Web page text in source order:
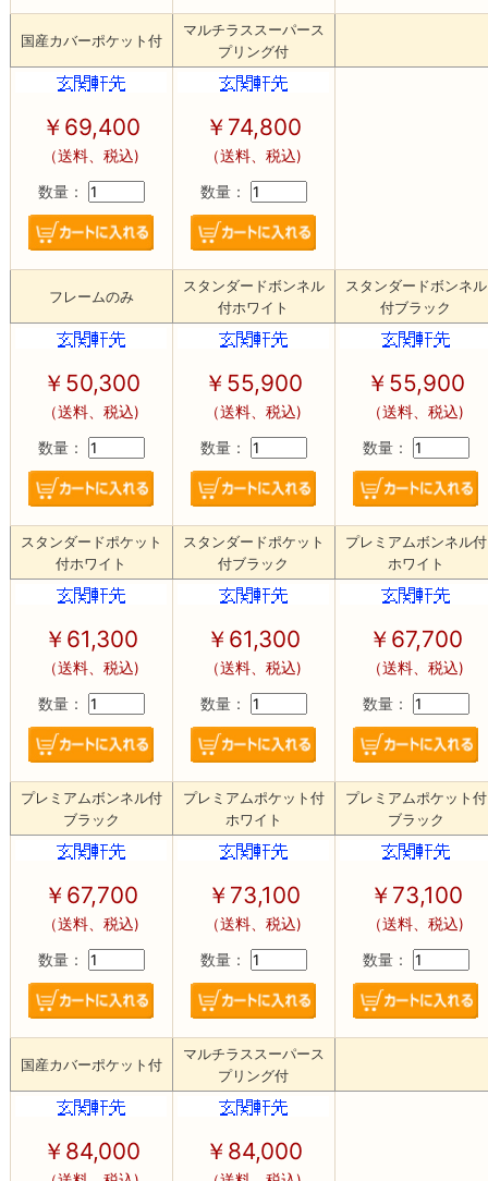
国産カバーポケット付
マルチラススーパース
プリング付
￥69,400
（送料、税込)
数量：
￥74,800
（送料、税込)
数量：
フレームのみ
スタンダードボンネル
付ホワイト
スタンダードボンネル
付ブラック
￥50,300
（送料、税込)
数量：
￥55,900
（送料、税込)
数量：
￥55,900
（送料、税込)
数量：
スタンダードポケット
付ホワイト
スタンダードポケット
付ブラック
プレミアムボンネル付
ホワイト
￥61,300
（送料、税込)
数量：
￥61,300
（送料、税込)
数量：
￥67,700
（送料、税込)
数量：
プレミアムボンネル付
ブラック
プレミアムポケット付
ホワイト
プレミアムポケット付
ブラック
￥67,700
（送料、税込)
数量：
￥73,100
（送料、税込)
数量：
￥73,100
（送料、税込)
数量：
国産カバーポケット付
マルチラススーパース
プリング付
￥84,000 ￥84,000